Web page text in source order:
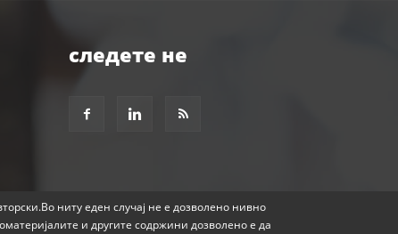
следете не
ниту еден случај не е дозволено нивно
и другите содржини дозволено е да